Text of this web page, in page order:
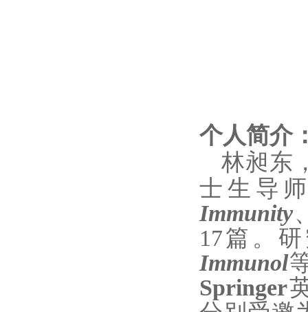
个人简介
林昶东
士生导
Immunity
17篇。
Immunol
Springer